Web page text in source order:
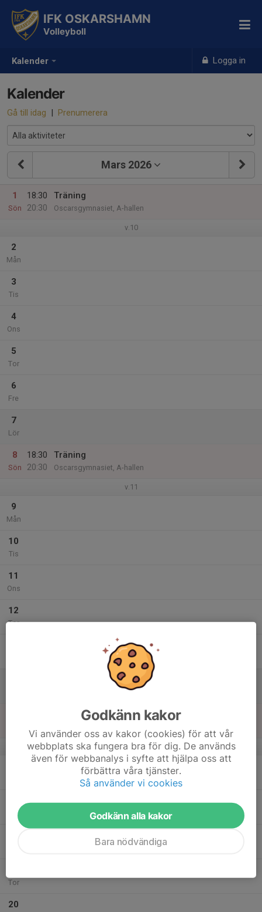
Kalender Logga in
IFK OSKARSHAMN
Volleyboll
Kalender
Gå till idag | Prenumerera
Mars 2026
1
Sön
18:30
20:30
Träning
Oscarsgymnasiet, A-hallen
v.10
2
Mån
3
Tis
4
Ons
5
Tor
6
Fre
7
Lör
8
Sön
18:30
20:30
Träning
Oscarsgymnasiet, A-hallen
v.11
9
Mån
10
Tis
11
Ons
12
Tor
Träning
v.12
Tis
Oscarsgymnasiet, A-hallen
Tor
20
Godkänn kakor
Vi använder oss av kakor (cookies) för att vår
webbplats ska fungera bra för dig. De används
även för webbanalys i syfte att hjälpa oss att
förbättra våra tjänster.
Så använder vi cookies
Godkänn alla kakor
Bara nödvändiga